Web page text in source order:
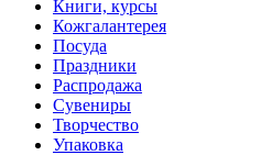
Книги, курсы
Кожгалантерея
Посуда
Праздники
Распродажа
Сувениры
Творчество
Упаковка